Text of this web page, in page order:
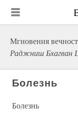
Мгновения
Раджниш Бхагван
Болезнь
Болезнь